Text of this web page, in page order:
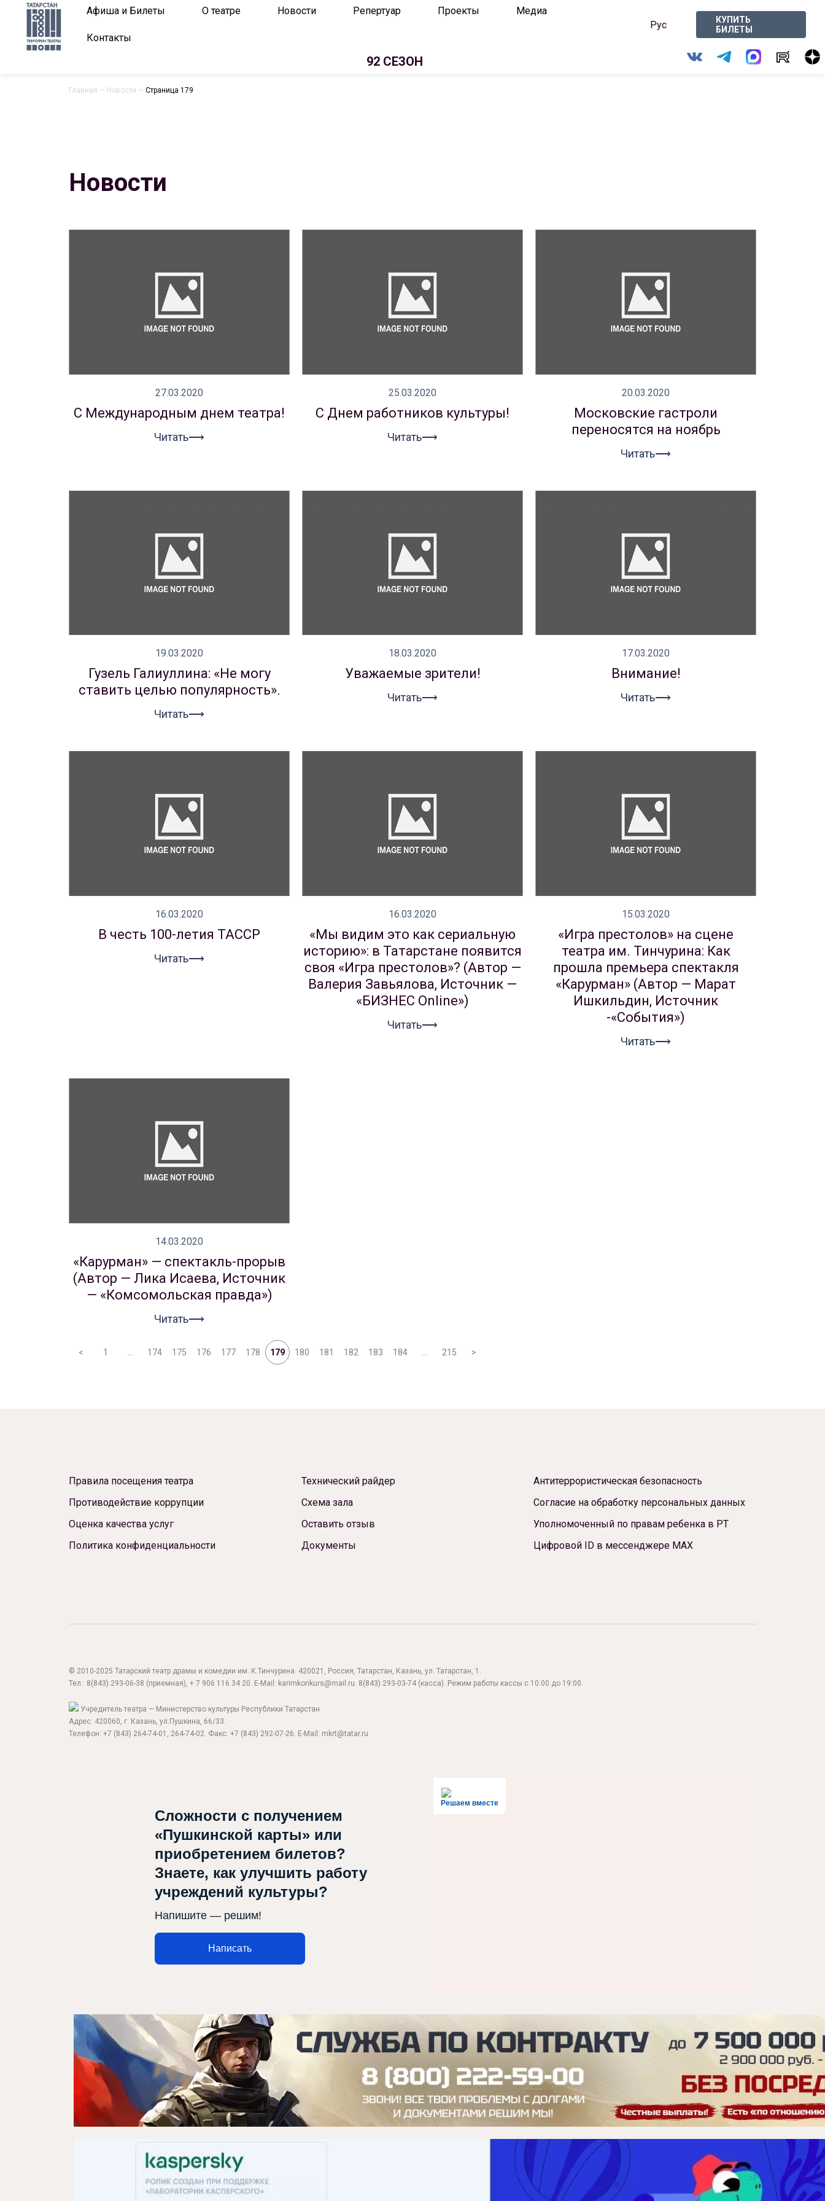
Афиша и Билеты О театре Новости Репертуар Проекты Медиа
Контакты
Рус
КУПИТЬ
БИЛЕТЫ
92 СЕЗОН
О театре
Контакты
Главная — Новости — Страница 179
Новости
27.03.2020
С Международным днем театра!
Читать⟶
25.03.2020
С Днем работников культуры!
Читать⟶
20.03.2020
Московские гастроли
переносятся на ноябрь
Читать⟶
19.03.2020
Гузель Галиуллина: «Не могу
ставить целью популярность».
Читать⟶
18.03.2020
Уважаемые зрители!
Читать⟶
17.03.2020
Внимание!
Читать⟶
16.03.2020
В честь 100-летия ТАССР
Читать⟶
16.03.2020
«Мы видим это как сериальную
историю»: в Татарстане появится
своя «Игра престолов»? (Автор —
Валерия Завьялова, Источник —
«БИЗНЕС Online»)
Читать⟶
15.03.2020
«Игра престолов» на сцене
театра им. Тинчурина: Как
прошла премьера спектакля
«Карурман» (Автор — Марат
Ишкильдин, Источник
-«События»)
Читать⟶
14.03.2020
«Карурман» — спектакль-прорыв
(Автор — Лика Исаева, Источник
— «Комсомольская правда»)
Читать⟶
< 1 174 175 176 177 178 179 180 181 182 183 184 215 >
Правила посещения театра
Противодействие коррупции
Оценка качества услуг
Политика конфиденциальности
Технический райдер
Схема зала
Оставить отзыв
Документы
Антитеррористическая безопасность
Согласие на обработку персональных данных
Уполномоченный по правам ребенка в РТ
Цифровой ID в мессенджере МАХ
© 2010-2025 Татарский театр драмы и комедии им. К.Тинчурина. 420021, Россия, Татарстан, Казань, ул. Татарстан, 1.
Тел.: 8(843) 293-06-38 (приемная), + 7 906 116 34 20. E-Mail: karimkonkurs@mail.ru 8(843) 293-03-74 (касса). Режим работы кассы с 10:00 до 19:00.
Учредитель театра — Министерство культуры Республики Татарстан
Адрес: 420060, г. Казань, ул.Пушкина, 66/33.
Телефон: +7 (843) 264-74-01, 264-74-02. Факс: +7 (843) 292-07-26. E-Mail: mkrt@tatar.ru
Решаем вместе
Сложности с получением
«Пушкинской карты» или
приобретением билетов?
Знаете, как улучшить работу
учреждений культуры?
Напишите — решим!
Написать